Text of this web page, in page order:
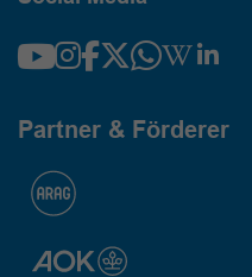
Partner & Förderer